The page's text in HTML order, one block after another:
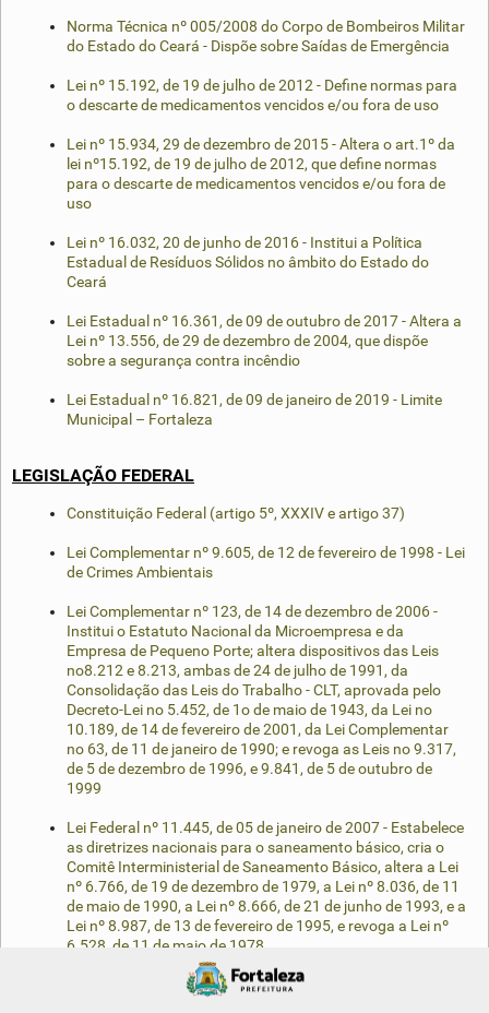
Norma Técnica nº 005/2008 do Corpo de Bombeiros Militar
do Estado do Ceará - Dispõe sobre Saídas de Emergência
Lei nº 15.192, de 19 de julho de 2012 - Define normas para
o descarte de medicamentos vencidos e/ou fora de uso
Lei nº 15.934, 29 de dezembro de 2015 - Altera o art.1º da
lei nº15.192, de 19 de julho de 2012, que define normas
para o descarte de medicamentos vencidos e/ou fora de
uso
Lei nº 16.032, 20 de junho de 2016 - Institui a Política
Estadual de Resíduos Sólidos no âmbito do Estado do
Ceará
Lei Estadual nº 16.361, de 09 de outubro de 2017 - Altera a
Lei nº 13.556, de 29 de dezembro de 2004, que dispõe
sobre a segurança contra incêndio
Lei Estadual nº 16.821, de 09 de janeiro de 2019 - Limite
Municipal – Fortaleza
LEGISLAÇÃO FEDERAL
Constituição Federal (artigo 5º, XXXIV e artigo 37)
Lei Complementar nº 9.605, de 12 de fevereiro de 1998 - Lei
de Crimes Ambientais
Lei Complementar nº 123, de 14 de dezembro de 2006 -
Institui o Estatuto Nacional da Microempresa e da
Empresa de Pequeno Porte; altera dispositivos das Leis
no8.212 e 8.213, ambas de 24 de julho de 1991, da
Consolidação das Leis do Trabalho - CLT, aprovada pelo
Decreto-Lei no 5.452, de 1o de maio de 1943, da Lei no
10.189, de 14 de fevereiro de 2001, da Lei Complementar
no 63, de 11 de janeiro de 1990; e revoga as Leis no 9.317,
de 5 de dezembro de 1996, e 9.841, de 5 de outubro de
1999
Lei Federal nº 11.445, de 05 de janeiro de 2007 - Estabelece
as diretrizes nacionais para o saneamento básico, cria o
Comitê Interministerial de Saneamento Básico, altera a Lei
nº 6.766, de 19 de dezembro de 1979, a Lei nº 8.036, de 11
de maio de 1990, a Lei nº 8.666, de 21 de junho de 1993, e a
Lei nº 8.987, de 13 de fevereiro de 1995, e revoga a Lei nº
6.528, de 11 de maio de 1978
Lei Federal nº 11.598, de 03 de dezembro de 2007